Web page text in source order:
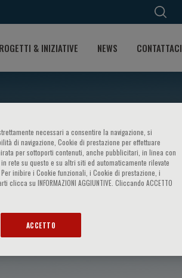
& INIZIATIVE NEWS CONTATTACI
necessari a consentire la navigazione, si
di navigazione, Cookie di prestazione per effettuare
per sottoporti contenuti, anche pubblicitari, in linea con
rete su questo e su altri siti ed automaticamente rilevate
inibire i Cookie funzionali, i Cookie di prestazione, i
su INFORMAZIONI AGGIUNTIVE. Cliccando ACCETTO
ACCETTO